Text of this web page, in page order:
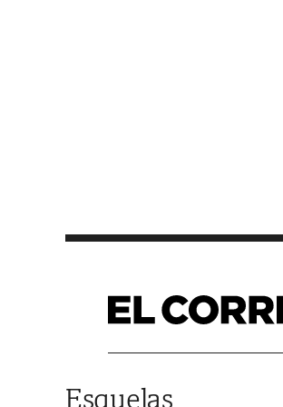
Esquelas